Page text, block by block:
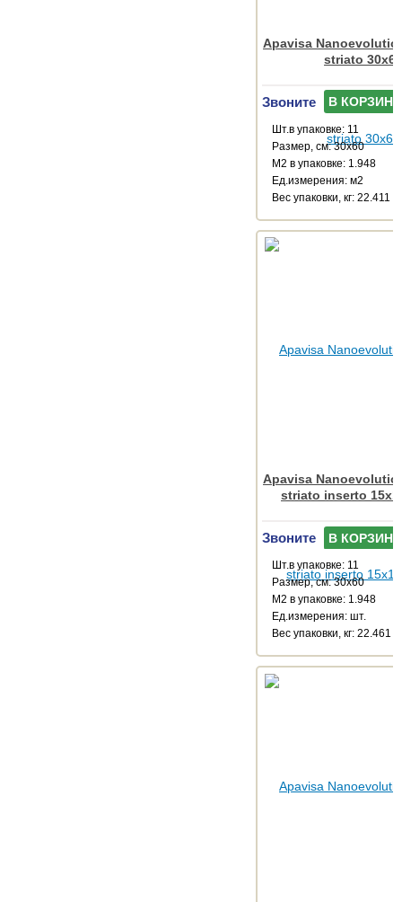
Apavisa
striato 30x60
Звоните В КОРЗИНУ
Шт.в упаковке: 11
Размер, см: 30x60
М2 в упаковке: 1.948
Ед.измерения: м2
Веc упаковки, кг: 22.411
Apavisa
striato inserto
Звоните В КОРЗИНУ
Шт.в упаковке: 11
Размер, см: 30x60
М2 в упаковке: 1.948
Ед.измерения: шт.
Веc упаковки, кг: 22.461